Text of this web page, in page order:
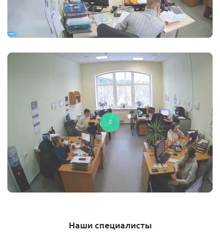
Наши специалисты